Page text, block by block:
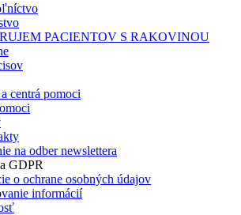
PACIENTOV S RAKOVINOU
centrá pomoci
na odber newslettera
GDPR
o ochrane osobných údajov
informácií